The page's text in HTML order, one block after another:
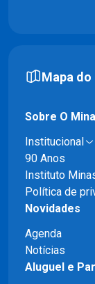
Mapa
Sobre O
Institucional
90 Anos
Instituto
Política de
Novidades
Agenda
Notícias
Aluguel e